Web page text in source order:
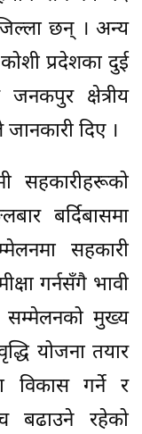
छन् । अन्य
प्रदेशका दुई
क्षेत्रीय
दिए ।
सहकारीहरूको
बर्दिबासमा
सहकारी
गर्नसँगै भावी
सम्मेलनको मुख्य
योजना तयार
विकास गर्ने र
बढाउने रहेको